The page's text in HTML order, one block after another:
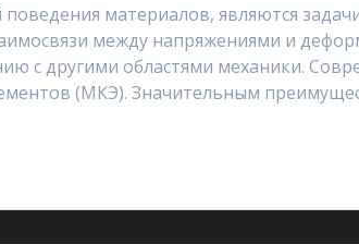
материалов, являются
между напряжениями и
с другими областями механики.
(МКЭ). Значительным